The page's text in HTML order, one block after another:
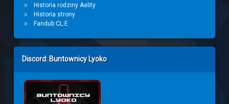
Historia rodziny Aelity
Historia strony
Fandub CL:E
Discord: Buntownicy Lyoko